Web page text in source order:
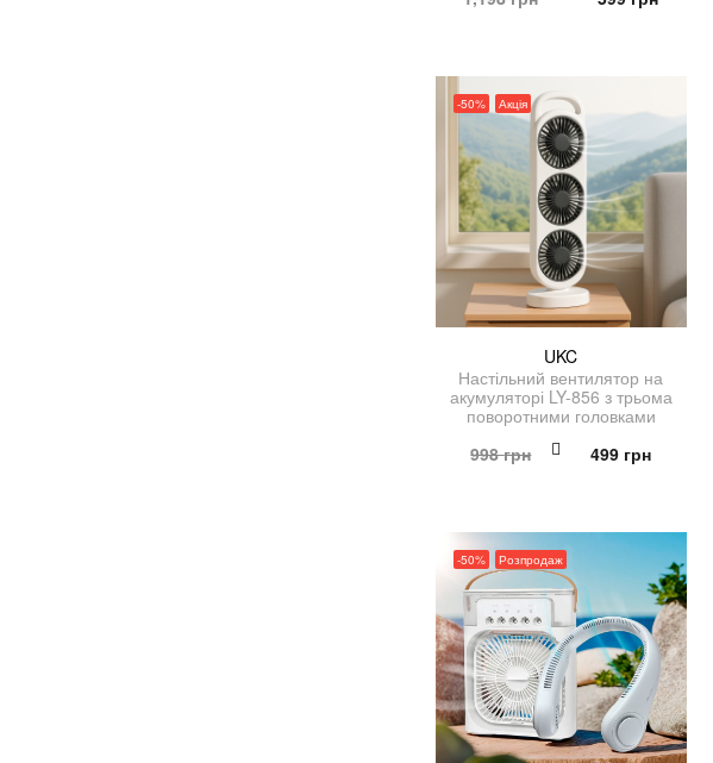
-50% Акція
UKC
Настільний вентилятор на
акумуляторі LY-856 з трьома
поворотними головками
998грн
Оригінальна
499 грнПоточна
-50% Розпродаж